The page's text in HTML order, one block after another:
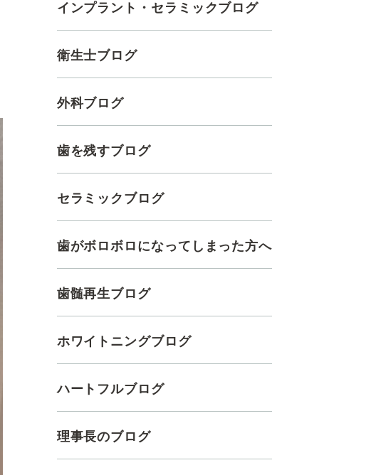
インプラント・セラミックブログ
衛生士ブログ
外科ブログ
歯を残すブログ
セラミックブログ
歯がボロボロになってしまった方へ
歯髄再生ブログ
ホワイトニングブログ
ハートフルブログ
理事長のブログ